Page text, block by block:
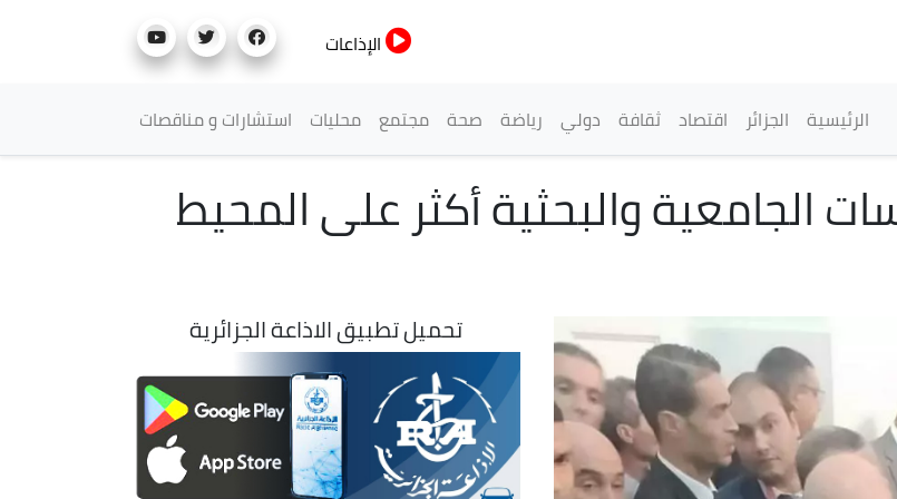
الإذاعات
القائمة الرئيسية
الرئيسية الجزائر اقتصاد ثقافة دولي رياضة صحة مجتمع محليات استشارات و مناقصات
الجامعية والبحثية أكثر على المحيط
تحميل تطبيق الاذاعة الجزائرية